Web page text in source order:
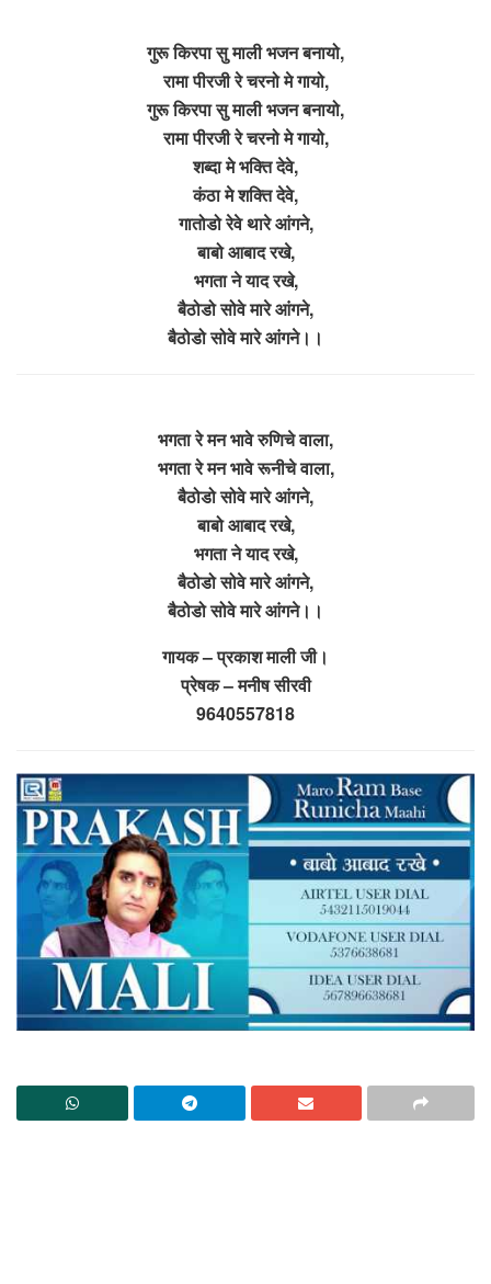
गुरू किरपा सु माली भजन बनायो,
रामा पीरजी रे चरनो मे गायो,
गुरू किरपा सु माली भजन बनायो,
रामा पीरजी रे चरनो मे गायो,
शब्दा मे भक्ति देवे,
कंठा मे शक्ति देवे,
गातोडो रेवे थारे आंगने,
बाबो आबाद रखे,
भगता ने याद रखे,
बैठोडो सोवे मारे आंगने,
बैठोडो सोवे मारे आंगने।।
भगता रे मन भावे रुणिचे वाला,
भगता रे मन भावे रूनीचे वाला,
बैठोडो सोवे मारे आंगने,
बाबो आबाद रखे,
भगता ने याद रखे,
बैठोडो सोवे मारे आंगने,
बैठोडो सोवे मारे आंगने।।
गायक – प्रकाश माली जी।
प्रेषक – मनीष सीरवी
9640557818